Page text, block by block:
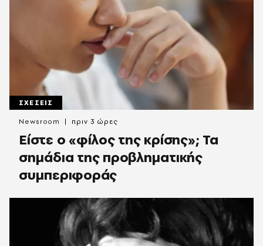
ΣΧΕΣΕΙΣ
Είστε ο «φίλος της κρίσης»; Τα
σημάδια της προβληματικής
συμπεριφοράς
Newsroom πριν 3 ώρες